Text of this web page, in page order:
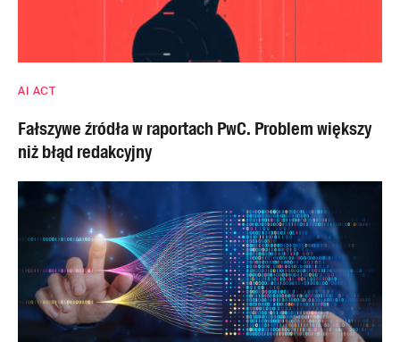
AI ACT
Fałszywe źródła w raportach PwC. Problem większy
niż błąd redakcyjny